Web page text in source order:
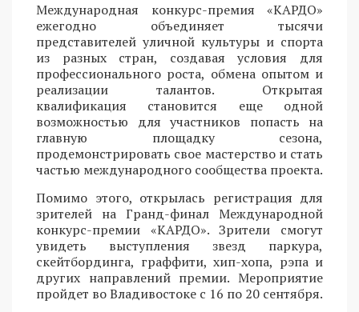
Международная конкурс-премия «КАРДО»
ежегодно объединяет тысячи
представителей уличной культуры и спорта
из разных стран, создавая условия для
профессионального роста, обмена опытом и
реализации талантов. Открытая
квалификация становится еще одной
возможностью для участников попасть на
главную площадку сезона,
продемонстрировать свое мастерство и стать
частью международного сообщества проекта.
Помимо этого, открылась регистрация для
зрителей на Гранд-финал Международной
конкурс-премии «КАРДО». Зрители смогут
увидеть выступления звезд паркура,
скейтбординга, граффити, хип-хопа, рэпа и
других направлений премии. Мероприятие
пройдет во Владивостоке с 16 по 20 сентября.